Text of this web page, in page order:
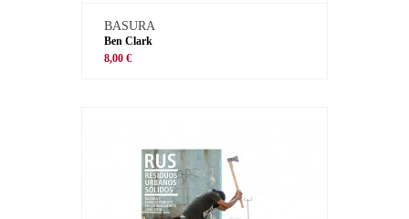
BASURA
Ben Clark
8,00 €